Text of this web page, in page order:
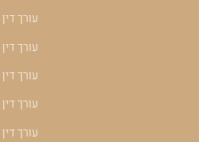
עורך
עורך
עורך
עורך
עורך